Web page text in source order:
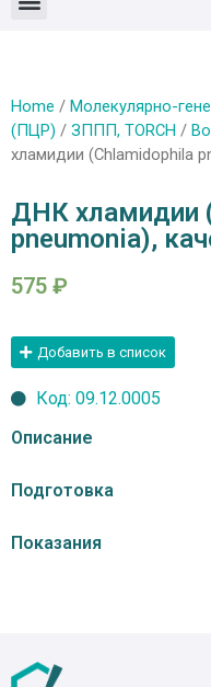
Home / Молекулярно-
(ПЦР) / ЗППП, TORCH /
хламидии (Сhlamidophila
ДНК хламидии
pneumonia),
575 ₽
Добавить в список
Код: 09.12.0005
Описание
Подготовка
Показания